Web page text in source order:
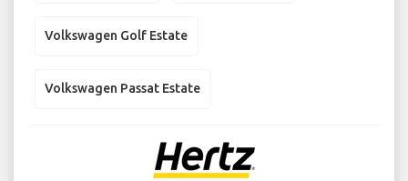
Volkswagen Golf Estate
Volkswagen Passat Estate